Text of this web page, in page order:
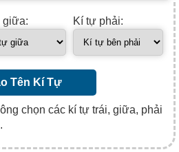
giữa: Kí tự phải:
Tên Kí Tự
chọn các kí tự trái, giữa, phải